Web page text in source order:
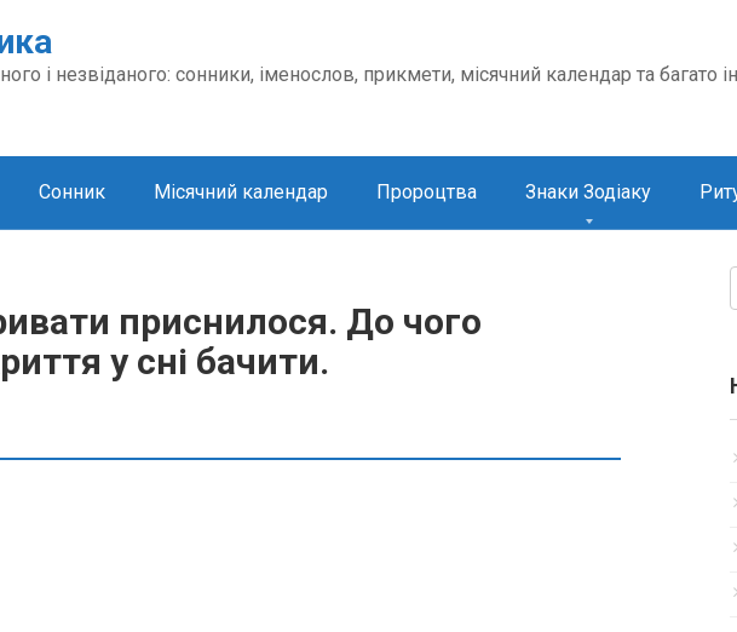
і незвіданого: сонники, іменослов, прикмети, місячний календар та багато
Сонник Місячний календар Пророцтва Знаки Зодіаку
приснилося. До чого
у сні бачити.